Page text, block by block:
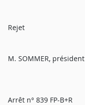
Rejet
M. SOMMER, président
Arrêt n° 839 FP-B+R